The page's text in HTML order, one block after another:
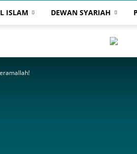
ISLAM DEWAN SYARIAH